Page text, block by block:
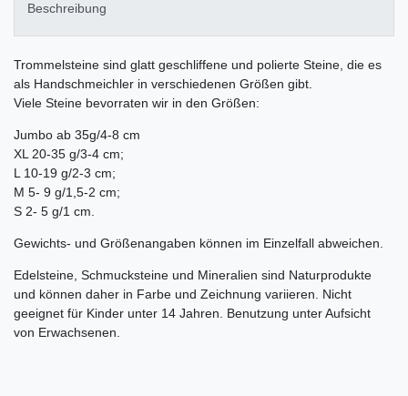
Beschreibung
Trommelsteine sind glatt geschliffene und polierte Steine, die es
als Handschmeichler in verschiedenen Größen gibt.
Viele Steine bevorraten wir in den Größen:
Jumbo ab 35g/4-8 cm
XL 20-35 g/3-4 cm;
L 10-19 g/2-3 cm;
M 5- 9 g/1,5-2 cm;
S 2- 5 g/1 cm.
Gewichts- und Größenangaben können im Einzelfall abweichen.
Edelsteine, Schmucksteine und Mineralien sind Naturprodukte
und können daher in Farbe und Zeichnung variieren. Nicht
geeignet für Kinder unter 14 Jahren. Benutzung unter Aufsicht
von Erwachsenen.